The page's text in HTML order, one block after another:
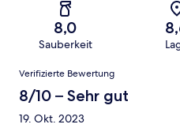
8,0
Sauberkeit
Bewertungen
Verifizierte Bewertung
8/10 – Sehr gut
19. Okt. 2023